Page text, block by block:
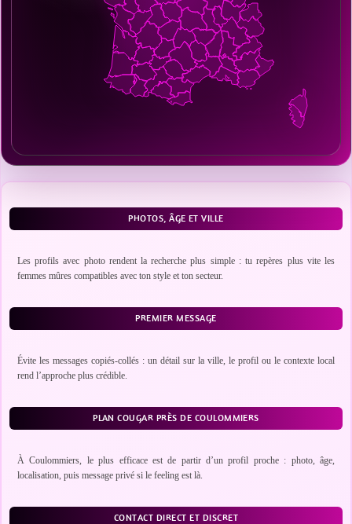
PHOTOS, ÂGE ET VILLE
Les profils avec photo rendent la recherche plus simple : tu repères plus vite les
femmes mûres compatibles avec ton style et ton secteur.
PREMIER MESSAGE
Évite les messages copiés-collés : un détail sur la ville, le profil ou le contexte local
rend l’approche plus crédible.
PLAN COUGAR PRÈS DE COULOMMIERS
À Coulommiers, le plus efficace est de partir d’un profil proche : photo, âge,
localisation, puis message privé si le feeling est là.
CONTACT DIRECT ET DISCRET